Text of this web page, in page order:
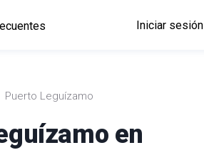
Iniciar sesión
Puerto Leguízamo
en